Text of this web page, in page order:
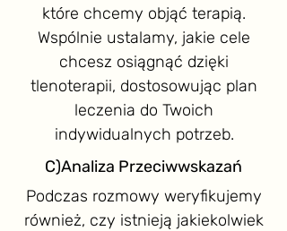
które chcemy objąć terapią.
Wspólnie ustalamy, jakie cele
chcesz osiągnąć dzięki
tlenoterapii, dostosowując plan
leczenia do Twoich
indywidualnych potrzeb.
C)Analiza Przeciwwskazań
Podczas rozmowy weryfikujemy
również, czy istnieją jakiekolwiek